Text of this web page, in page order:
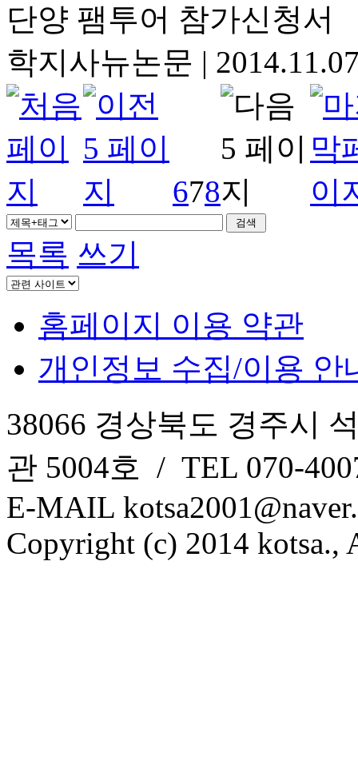
단양 팸투어 참가신청서
학지사뉴논문 |
678
목록 쓰기
홈페이지 이용 약관
개인정보 수집/이용 안
38066 경상북도 경주시
관 5004호 / TEL 070-
E-MAIL
Copyright (c) 2014 kotsa.,